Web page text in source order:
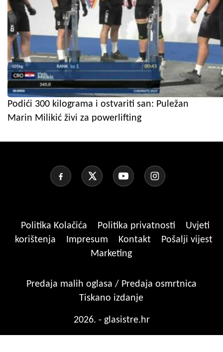
Podići 300 kilograma i ostvariti san: Puležan
Marin Milikić živi za powerlifting
Politika Kolačića Politika privatnosti
Uvjeti
korištenja
Impresum Kontakt
Pošalji vijest
Marketing
Predaja malih oglasa / Predaja osmrtnica
Tiskano izdanje
2026. - glasistre.hr